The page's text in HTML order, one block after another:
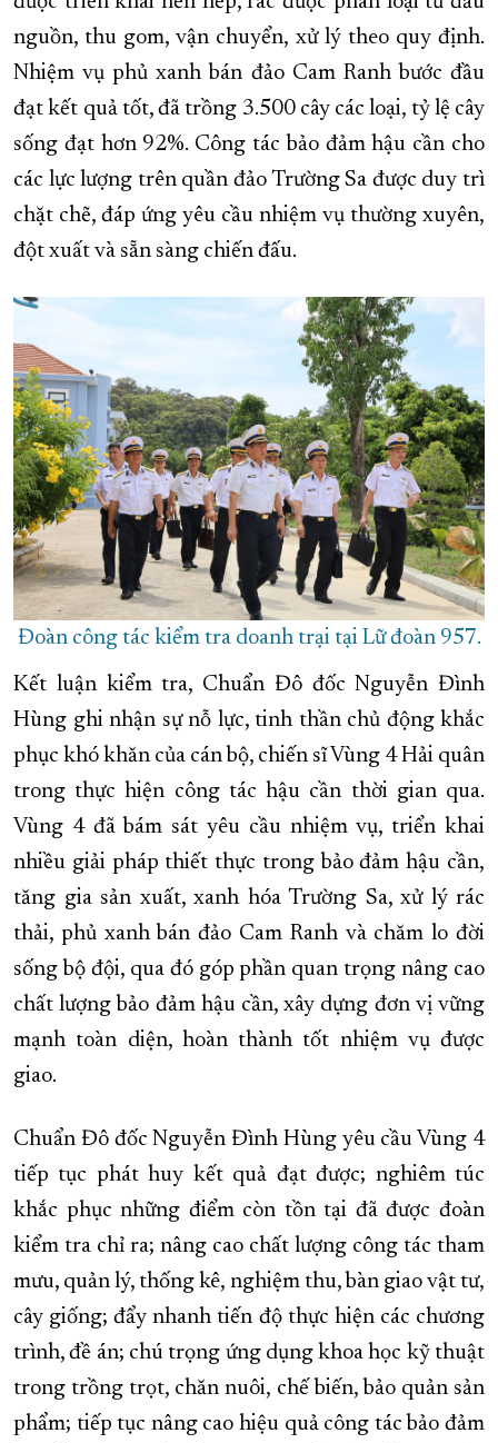
nguồn, thu gom, vận chuyển, xử lý theo quy định.
Nhiệm vụ phủ xanh bán đảo Cam Ranh bước đầu
đạt kết quả tốt, đã trồng 3.500 cây các loại, tỷ lệ cây
sống đạt hơn 92%. Công tác bảo đảm hậu cần cho
các lực lượng trên quần đảo Trường Sa được duy trì
chặt chẽ, đáp ứng yêu cầu nhiệm vụ thường xuyên,
đột xuất và sẵn sàng chiến đấu.
Đoàn công tác kiểm tra doanh trại tại Lữ đoàn 957.
Kết luận kiểm tra, Chuẩn Đô đốc Nguyễn Đình
Hùng ghi nhận sự nỗ lực, tinh thần chủ động khắc
phục khó khăn của cán bộ, chiến sĩ Vùng 4 Hải quân
trong thực hiện công tác hậu cần thời gian qua.
Vùng 4 đã bám sát yêu cầu nhiệm vụ, triển khai
nhiều giải pháp thiết thực trong bảo đảm hậu cần,
tăng gia sản xuất, xanh hóa Trường Sa, xử lý rác
thải, phủ xanh bán đảo Cam Ranh và chăm lo đời
sống bộ đội, qua đó góp phần quan trọng nâng cao
chất lượng bảo đảm hậu cần, xây dựng đơn vị vững
mạnh toàn diện, hoàn thành tốt nhiệm vụ được
giao.
Chuẩn Đô đốc Nguyễn Đình Hùng yêu cầu Vùng 4
tiếp tục phát huy kết quả đạt được; nghiêm túc
khắc phục những điểm còn tồn tại đã được đoàn
kiểm tra chỉ ra; nâng cao chất lượng công tác tham
mưu, quản lý, thống kê, nghiệm thu, bàn giao vật tư,
cây giống; đẩy nhanh tiến độ thực hiện các chương
trình, đề án; chú trọng ứng dụng khoa học kỹ thuật
trong trồng trọt, chăn nuôi, chế biến, bảo quản sản
phẩm; tiếp tục nâng cao hiệu quả công tác bảo đảm